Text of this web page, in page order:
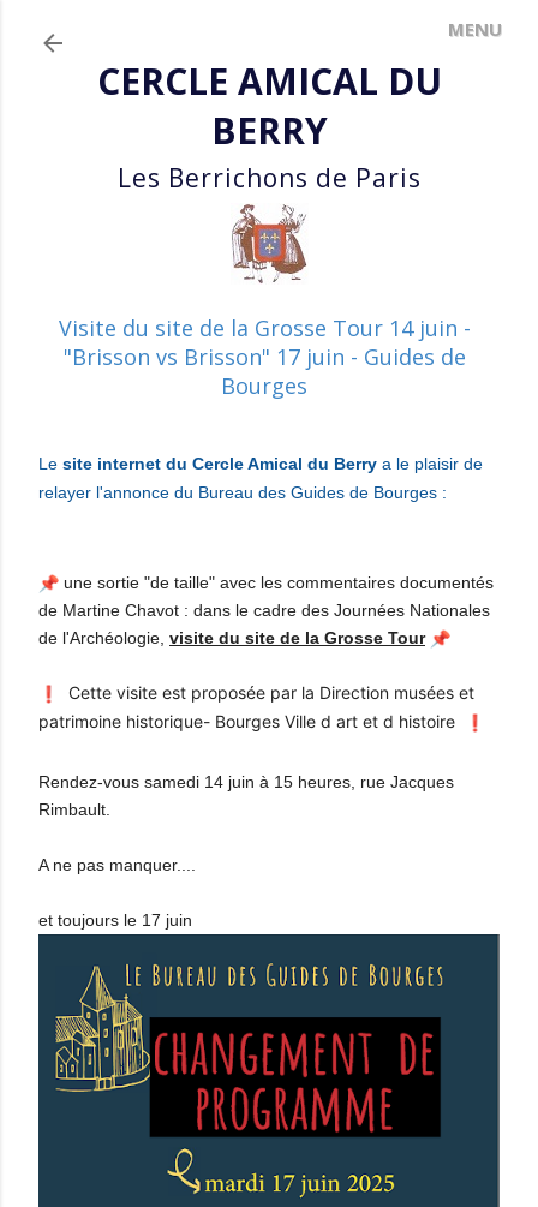
CERCLE AMICAL DU
BERRY
Les Berrichons de Paris
Visite du site de la Grosse Tour 14 juin -
"Brisson vs Brisson" 17 juin - Guides de
Bourges
Le site internet du Cercle Amical du Berry a le plaisir de
relayer l'annonce du Bureau des Guides de Bourges :
une sortie "de taille" avec les commentaires documentés
de Martine Chavot : dans le cadre des Journées Nationales
de l'Archéologie, visite du site de la Grosse Tour
Cette visite est proposée par la Direction musées et
patrimoine historique- Bourges Ville d art et d histoire
Rendez-vous samedi 14 juin à 15 heures, rue Jacques
Rimbault.
A ne pas manquer....
et toujours le 17 juin